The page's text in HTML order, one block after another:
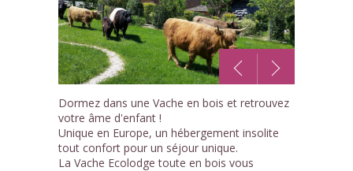
carnet
1 /5
Dormez dans une Vache en bois et retrouvez
votre âme d'enfant !
Unique en Europe, un hébergement insolite
tout confort pour un séjour unique.
La Vache Ecolodge toute en bois vous